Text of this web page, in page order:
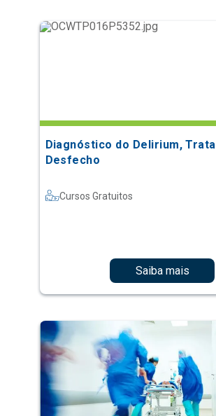
Diagnóstico do Delirium,
Desfecho
Cursos Gratuitos
Saiba mais